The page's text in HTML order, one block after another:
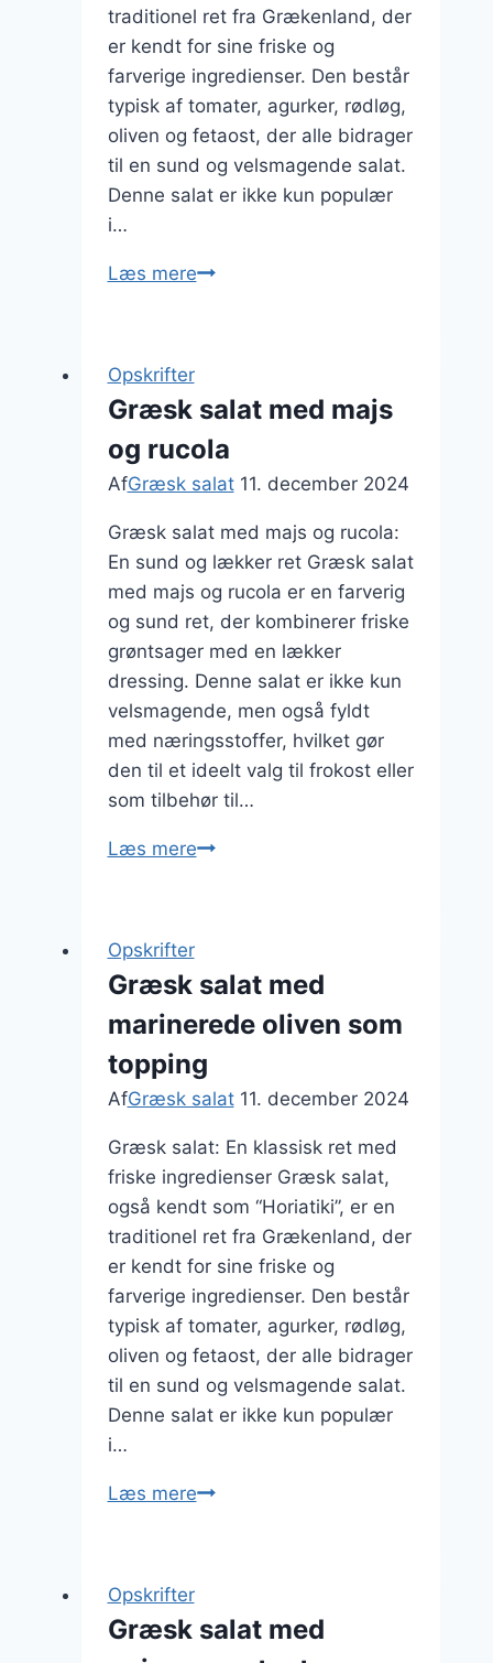
traditionel ret fra Grækenland, der
er kendt for sine friske og
farverige ingredienser. Den består
typisk af tomater, agurker, rødløg,
oliven og fetaost, der alle bidrager
til en sund og velsmagende salat.
Denne salat er ikke kun populær
i…
Læs mereGræsk
og
krydderurter
Opskrifter
Græsk salat med majs
og rucola
AfGræsk salat 11. december 2024
Græsk salat med majs og rucola:
En sund og lækker ret Græsk salat
med majs og rucola er en farverig
og sund ret, der kombinerer friske
grøntsager med en lækker
dressing. Denne salat er ikke kun
velsmagende, men også fyldt
med næringsstoffer, hvilket gør
den til et ideelt valg til frokost eller
som tilbehør til…
Læs mereGræsk
rucola
Opskrifter
Græsk salat med
marinerede oliven som
topping
AfGræsk salat 11. december 2024
Græsk salat: En klassisk ret med
friske ingredienser Græsk salat,
også kendt som “Horiatiki”, er en
traditionel ret fra Grækenland, der
er kendt for sine friske og
farverige ingredienser. Den består
typisk af tomater, agurker, rødløg,
oliven og fetaost, der alle bidrager
til en sund og velsmagende salat.
Denne salat er ikke kun populær
i…
Læs mereGræsk
som
Opskrifter
Græsk salat med